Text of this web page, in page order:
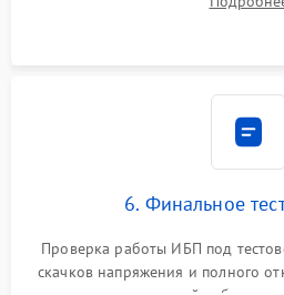
срабатывания AVR и сброса
6. Финальное
Проверка работы ИБП под
скачков напряжения и полного